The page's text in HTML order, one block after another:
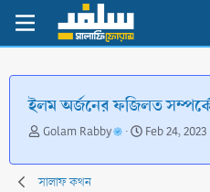
ইলম অর্জনের ফজিলত
T
r
e
Golam Rabby
S
a
Feb 24, 2023
সালাফ কথন